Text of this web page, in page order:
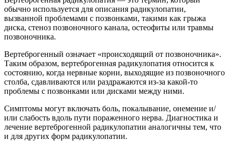
обычно используется для описания радикулопатии,
вызванной проблемами с позвонками, такими как грыжа
диска, стеноз позвоночного канала, остеофиты или травмы
позвоночника.
Вертеброгенный означает «происходящий от позвоночника».
Таким образом, вертеброгенная радикулопатия относится к
состоянию, когда нервные корни, выходящие из позвоночного
столба, сдавливаются или раздражаются из-за какой-то
проблемы с позвонками или дисками между ними.
Симптомы могут включать боль, покалывание, онемение и/
или слабость вдоль пути пораженного нерва. Диагностика и
лечение вертеброгенной радикулопатии аналогичны тем, что
и для других форм радикулопатии.